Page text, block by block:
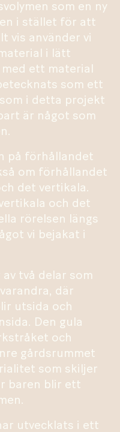
som en ny
i stället för att
vis använder vi
i lätt
ett material
som ett
i detta projekt
är något som
på förhållandet
om förhållandet
det vertikala.
och det
rörelsen längs
vi bejakat i
två delar som
där
utsida och
Den gula
och
gårdsrummet
som skiljer
baren blir ett
utvecklats i ett